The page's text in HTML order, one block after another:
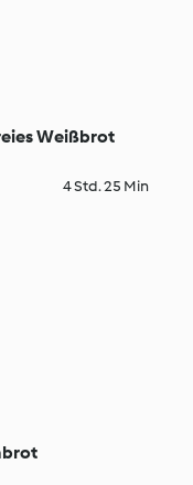
Weißbrot
4 Std. 25 Min